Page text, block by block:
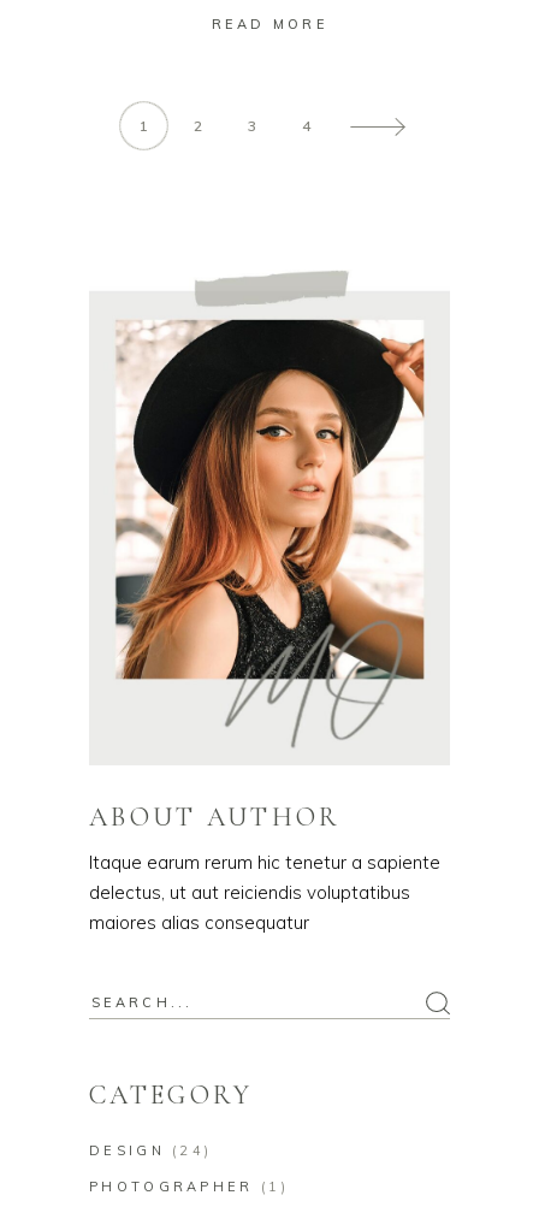
READ MORE
1 2 3 4
ABOUT AUTHOR
Itaque earum rerum hic tenetur a sapiente
delectus, ut aut reiciendis voluptatibus
maiores alias consequatur
Search
CATEGORY
DESIGN (24)
PHOTOGRAPHER (1)